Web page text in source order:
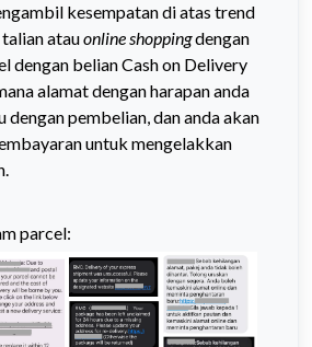
kesempatan di atas trend
atauonline shoppingdengan
dengan belian Cash on Delivery
alamat dengan harapan anda
pembelian, dan anda akan
untuk mengelakkan
parcel: